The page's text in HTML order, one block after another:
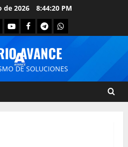
de 2026 8:44:20 PM
AVANCE
DE SOLUCIONES